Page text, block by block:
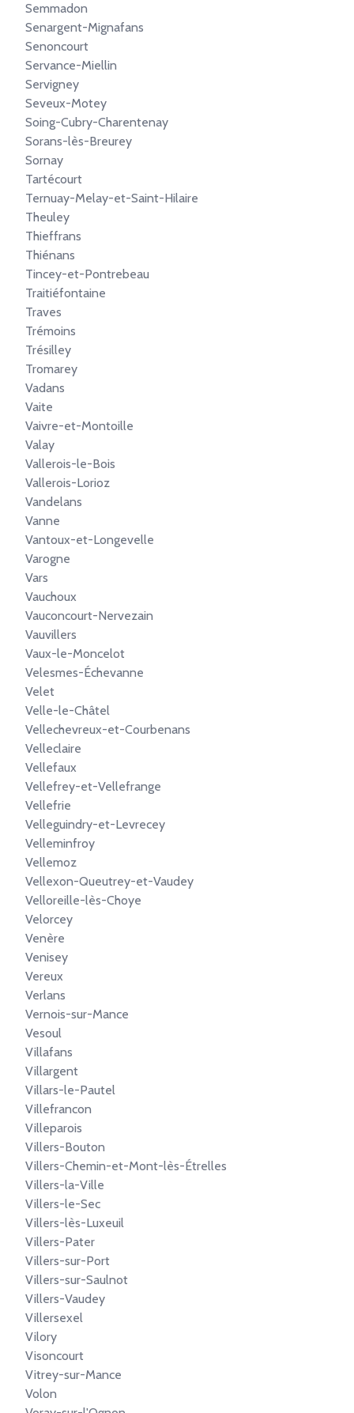
Semmadon
Senargent-Mignafans
Senoncourt
Servance-Miellin
Servigney
Seveux-Motey
Soing-Cubry-Charentenay
Sorans-lès-Breurey
Sornay
Tartécourt
Ternuay-Melay-et-Saint-Hilaire
Theuley
Thieffrans
Thiénans
Tincey-et-Pontrebeau
Traitiéfontaine
Traves
Trémoins
Trésilley
Tromarey
Vadans
Vaite
Vaivre-et-Montoille
Valay
Vallerois-le-Bois
Vallerois-Lorioz
Vandelans
Vanne
Vantoux-et-Longevelle
Varogne
Vars
Vauchoux
Vauconcourt-Nervezain
Vauvillers
Vaux-le-Moncelot
Velesmes-Échevanne
Velet
Velle-le-Châtel
Vellechevreux-et-Courbenans
Velleclaire
Vellefaux
Vellefrey-et-Vellefrange
Vellefrie
Velleguindry-et-Levrecey
Velleminfroy
Vellemoz
Vellexon-Queutrey-et-Vaudey
Velloreille-lès-Choye
Velorcey
Venère
Venisey
Vereux
Verlans
Vernois-sur-Mance
Vesoul
Villafans
Villargent
Villars-le-Pautel
Villefrancon
Villeparois
Villers-Bouton
Villers-Chemin-et-Mont-lès-Étrelles
Villers-la-Ville
Villers-le-Sec
Villers-lès-Luxeuil
Villers-Pater
Villers-sur-Port
Villers-sur-Saulnot
Villers-Vaudey
Villersexel
Vilory
Visoncourt
Vitrey-sur-Mance
Volon